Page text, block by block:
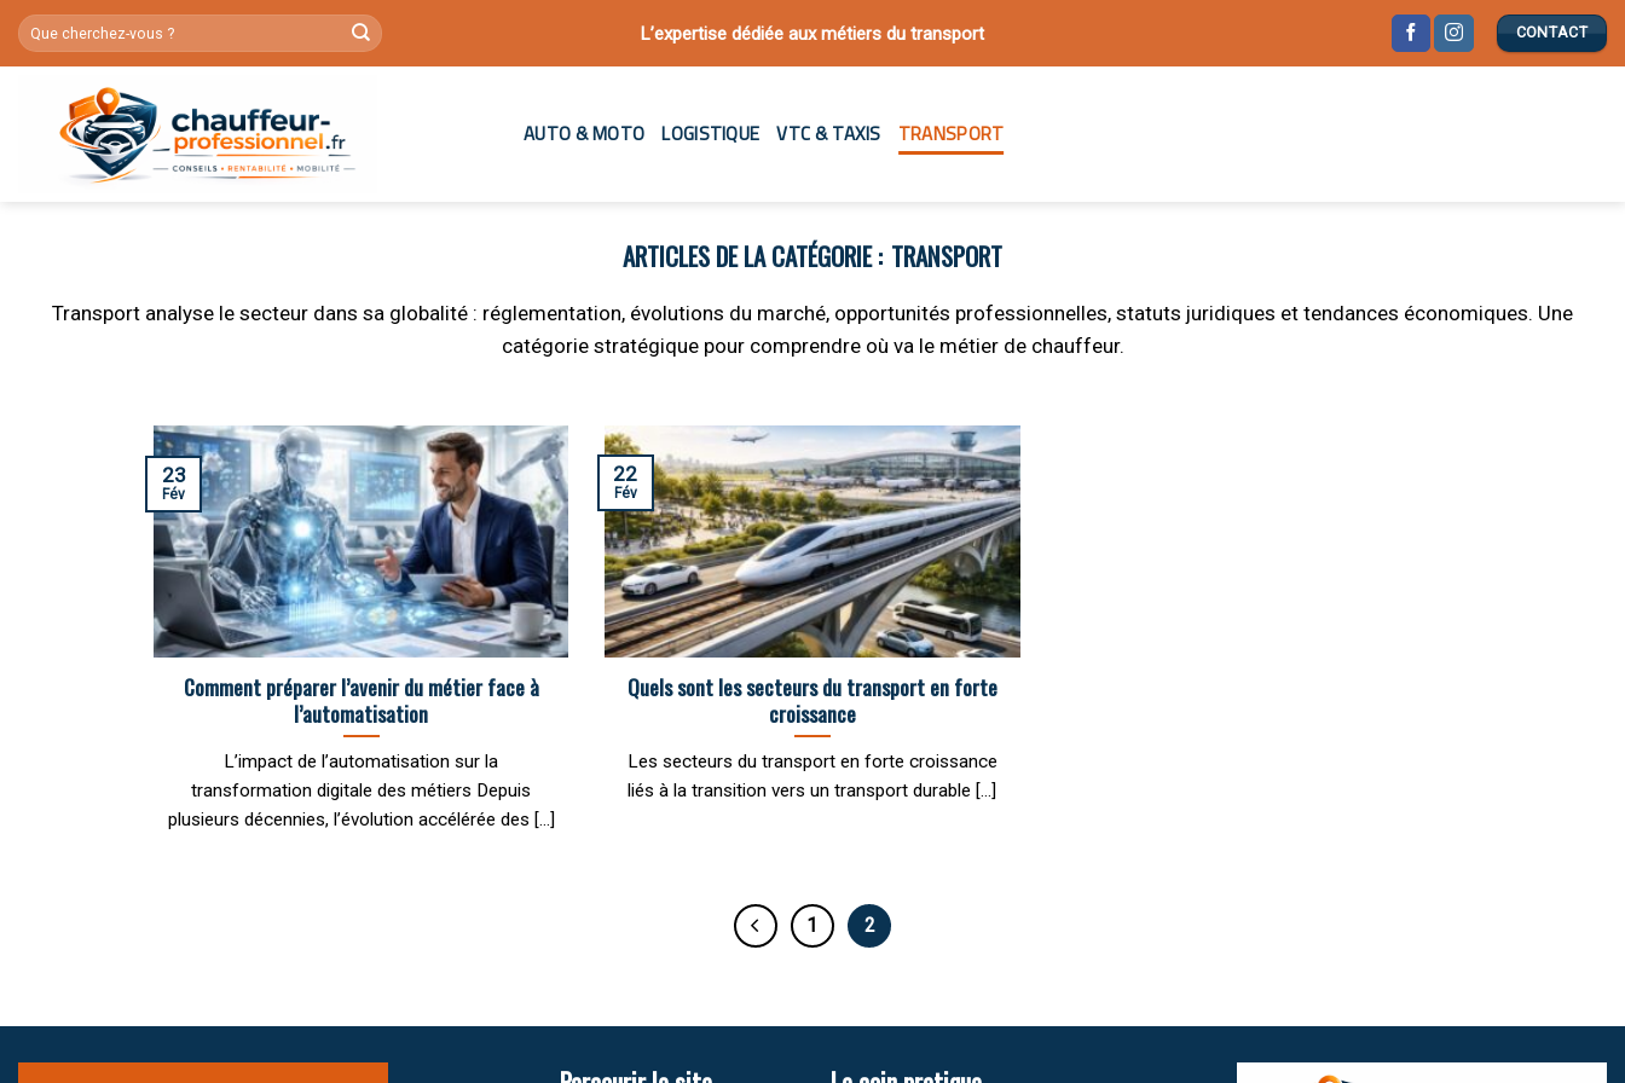
Skip
L’expertise dédiée aux métiers du transport CONTACT
AUTO & MOTO LOGISTIQUE VTC & TAXIS TRANSPORT
TRANSPORT
Transport analyse le secteur dans sa globalité : réglementation, évolutions du marché, opportunités professionnelles, statuts juridiques et tendances économiques. Une
catégorie stratégique pour comprendre où va le métier de chauffeur.
Comment préparer l’avenir du métier face à
l’automatisation
L’impact de l’automatisation sur la
transformation digitale des métiers Depuis
plusieurs décennies, l’évolution accélérée des [...]
23
Fév
Quels sont les secteurs du transport en forte
croissance
Les secteurs du transport en forte croissance
liés à la transition vers un transport durable [...]
22
Fév
1 2